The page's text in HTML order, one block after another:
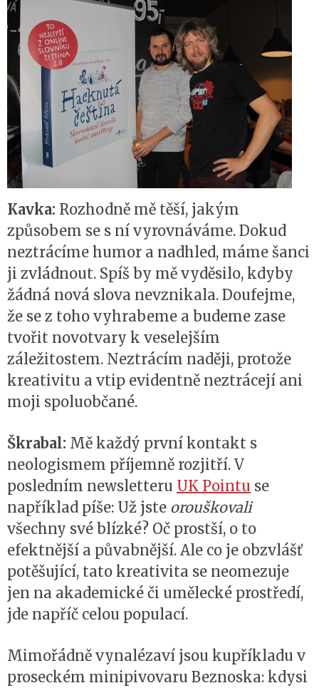
Kavka: Rozhodně mě těší, jakým
způsobem se s ní vyrovnáváme. Dokud
neztrácíme humor a nadhled, máme šanci
ji zvládnout. Spíš by mě vyděsilo, kdyby
žádná nová slova nevznikala. Doufejme,
že se z toho vyhrabeme a budeme zase
tvořit novotvary k veselejším
záležitostem. Neztrácím naději, protože
kreativitu a vtip evidentně neztrácejí ani
moji spoluobčané.
Škrabal: Mě každý první kontakt s
neologismem příjemně rozjitří. V
posledním newsletteru UK Pointu se
například píše: Už jste orouškovali
všechny své blízké? Oč prostší, o to
efektnější a půvabnější. Ale co je obzvlášť
potěšující, tato kreativita se neomezuje
jen na akademické či umělecké prostředí,
jde napříč celou populací.
Mimořádně vynalézaví jsou kupříkladu v
proseckém minipivovaru Beznoska: kdysi